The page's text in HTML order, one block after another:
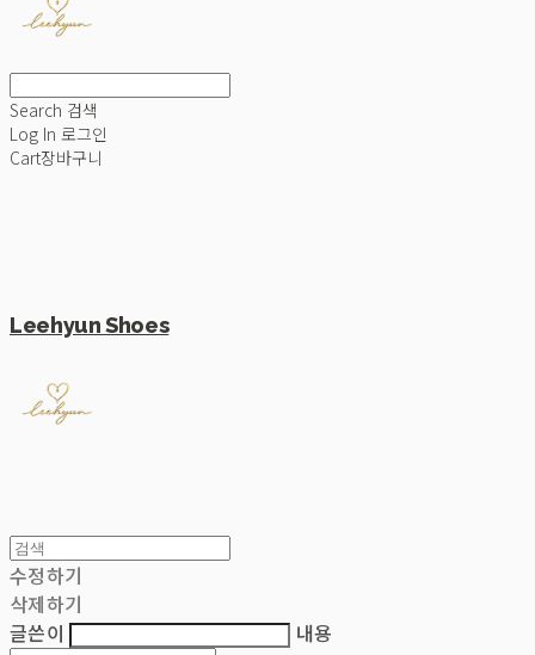
Search 검색
Log In 로그인
Cart장바구니
Leehyun Shoes
수정하기
삭제하기
글쓴이
내용